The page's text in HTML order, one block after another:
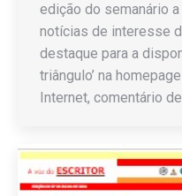
edição do semanário
notícias de interesse
destaque para a
triângulo’ na
Internet, comentário